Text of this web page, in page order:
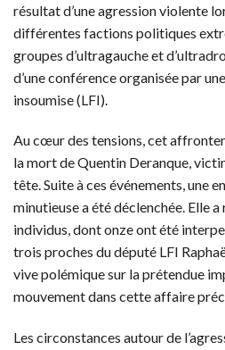
résultat d’une agression violente
différentes factions politiques
groupes d’ultragauche et
d’une conférence organisée par
insoumise (LFI).
Au cœur des tensions, cet
la mort de Quentin Deranque,
tête. Suite à ces événements, une
minutieuse a été déclenchée. Elle
individus, dont onze ont été
trois proches du député LFI
vive polémique sur la prétendue
mouvement dans cette affaire
Les circonstances autour de